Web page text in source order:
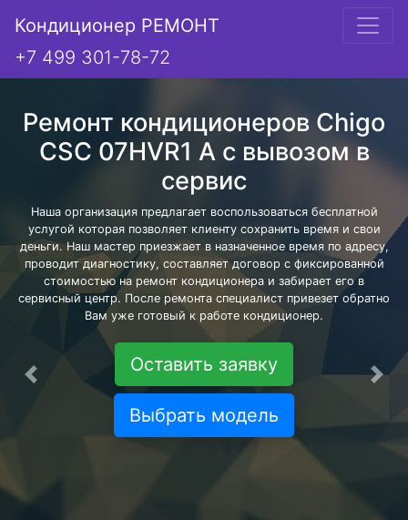
Кондиционер РЕМОНТ
+7 499 301-78-72
Ремонт кондиционеров Chigo
CSC 07HVR1 A с вывозом в
сервис
Наша организация предлагает воспользоваться бесплатной
услугой которая позволяет клиенту сохранить время и свои
деньги. Наш мастер приезжает в назначенное время по адресу,
проводит диагностику, составляет договор с фиксированной
стоимостью на ремонт кондиционера и забирает его в
сервисный центр. После ремонта специалист привезет обратно
Вам уже готовый к работе кондиционер.
Оставить заявку
Выбрать модель
Предыдущая